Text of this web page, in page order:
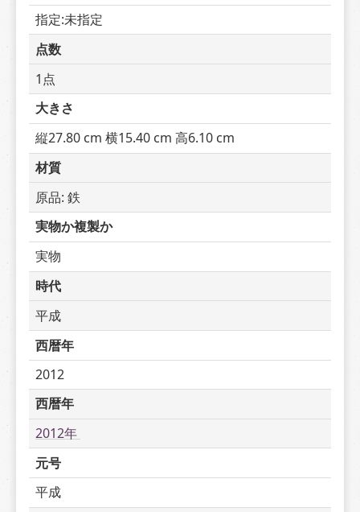
指定:未指定
点数
1点
大きさ
縦27.80 cm 横15.40 cm 高6.10 cm
材質
原品: 鉄
実物か複製か
実物
時代
平成
西暦年
2012
西暦年
2012年
元号
平成